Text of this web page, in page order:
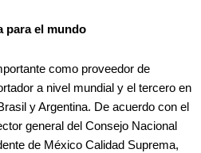
para el mundo
como proveedor de
a nivel mundial y el tercero en
y Argentina. De acuerdo con el
general del Consejo Nacional
de México Calidad Suprema,